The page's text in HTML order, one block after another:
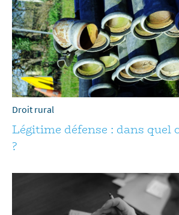
Droit rural
Légitime défense : dans quel
?